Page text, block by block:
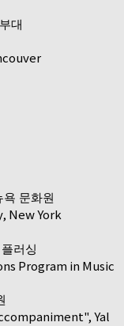
대
욕 문화원
New York
러싱
Program in Music
Yal